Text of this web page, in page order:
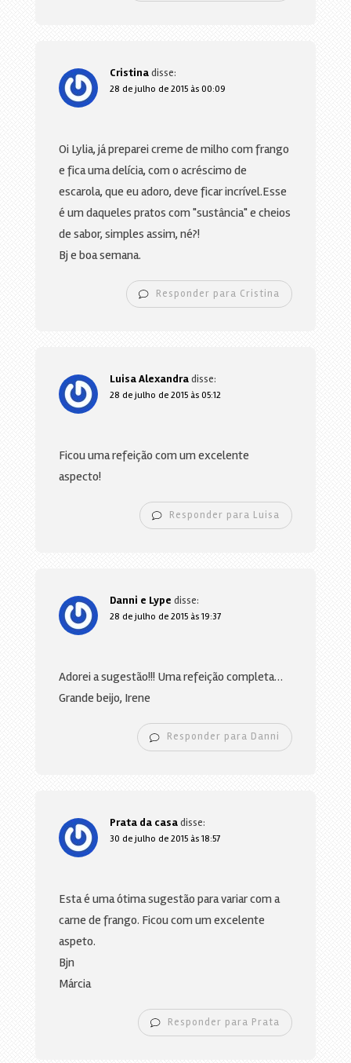
Cristinadisse:
28 de julho de 2015 às 00:09
Oi Lylia, já preparei creme de milho com frango
e fica uma delícia, com o acréscimo de
escarola, que eu adoro, deve ficar incrível.Esse
é um daqueles pratos com "sustância" e cheios
de sabor, simples assim, né?!
Bj e boa semana.
Responder para Cristina
Luisa Alexandradisse:
28 de julho de 2015 às 05:12
Ficou uma refeição com um excelente
aspecto!
Responder para Luisa
Danni e Lype disse:
28 de julho de 2015 às 19:37
Adorei a sugestão!!! Uma refeição completa…
Grande beijo, Irene
Responder para Danni
Prata da casadisse:
30 de julho de 2015 às 18:57
Esta é uma ótima sugestão para variar com a
carne de frango. Ficou com um excelente
aspeto.
Bjn
Márcia
Responder para Prata